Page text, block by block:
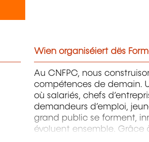
Wien organiséiert dës
Au CNFPC, nous
compétences de demain.
où salariés, chefs
demandeurs d’emploi,
grand public se forment,
évoluent ensemble. Grâce